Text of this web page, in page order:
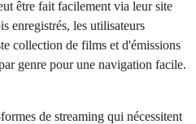
être fait facilement via leur site
enregistrés, les utilisateurs
collection de films et d'émissions
genre pour une navigation facile.
de streaming qui nécessitent